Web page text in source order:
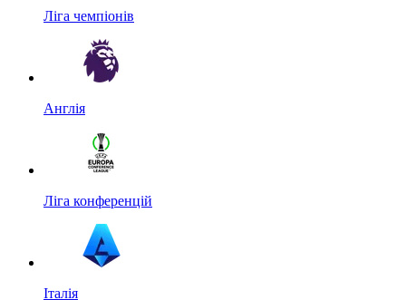
Ліга чемпіонів
Англія
Ліга конференцій
Італія